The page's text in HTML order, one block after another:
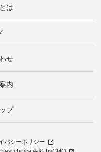
は
せ
内
プ
バシーポリシー